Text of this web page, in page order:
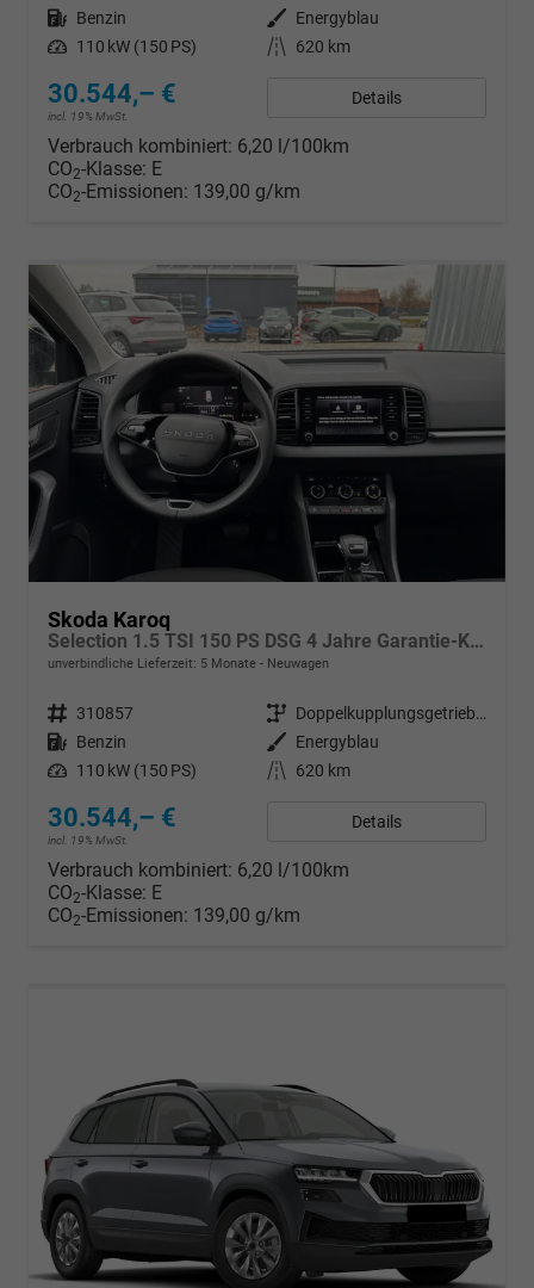
Kraftstoff Benzin Außenfarbe
Energyblau
Leistung 110 kW (150 PS) Kilometerstand 620 km
30.544,– €
incl. 19% MwSt.
Details
Verbrauch kombiniert: 6,20 l/100km
CO2-Klasse: E
CO2-Emissionen: 139,00 g/km
Skoda Karoq
Selection 1.5 TSI 150 PS DSG 4 Jahre Garantie-Keyless Start-AppleCarPlay-AndroidAuto-Sunset-Tempomat-2-Zonen-Klima-16''Alu
unverbindliche Lieferzeit: 5 Monate Neuwagen
Fahrzeugnr. 310857 Getriebe
Doppelkupplungsgetriebe (DSG)
Kraftstoff Benzin Außenfarbe
Energyblau
Leistung 110 kW (150 PS) Kilometerstand 620 km
30.544,– €
incl. 19% MwSt.
Details
Verbrauch kombiniert: 6,20 l/100km
CO2-Klasse: E
CO2-Emissionen: 139,00 g/km